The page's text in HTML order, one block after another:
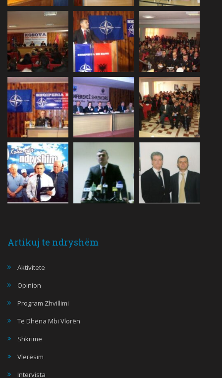
Artikuj te ndryshëm
Aktivitete
Opinion
Program Zhvillimi
Të Dhëna Mbi Vlorën
Shkrime
Vlerësim
Intervista